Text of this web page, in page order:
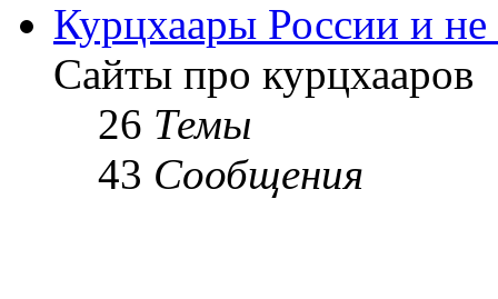
Курцхаары России и не
Сайты про курцхааров
26 Темы
43 Сообщения